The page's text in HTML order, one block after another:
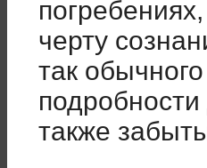
черту
так
также